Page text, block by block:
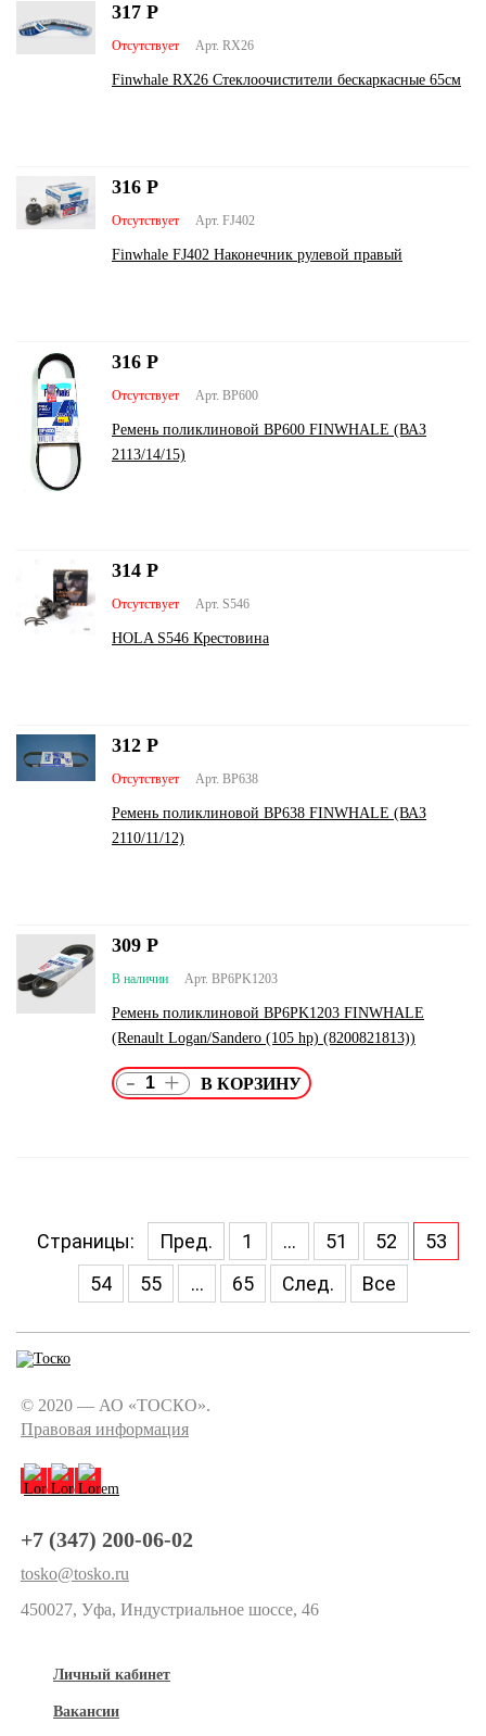
Арт. RX26
Отсутствует
Finwhale RX26 Стеклоочистители бескаркасные 65см
317 Р
Арт. FJ402
Отсутствует
Finwhale FJ402 Наконечник рулевой правый
316 Р
Арт. BP600
Отсутствует
Ремень поликлиновой BP600 FINWHALE (ВАЗ
2113/14/15)
316 Р
Арт. S546
Отсутствует
HOLA S546 Крестовина
314 Р
Арт. BP638
Отсутствует
Ремень поликлиновой BP638 FINWHALE (ВАЗ
2110/11/12)
312 Р
Арт. BP6PK1203
В наличии
Ремень поликлиновой BP6PK1203 FINWHALE
(Renault Logan/Sandero (105 hp) (8200821813))
309 Р
- +
Страницы: Пред. 1 ... 51 52
53
54
55 ... 65 След. Все
© 2020 — АО «ТОСКО».
Правовая информация
+7 (347) 200-06-02
tosko@tosko.ru
450027, Уфа, Индустриальное шоссе, 46
Личный кабинет
Вакансии